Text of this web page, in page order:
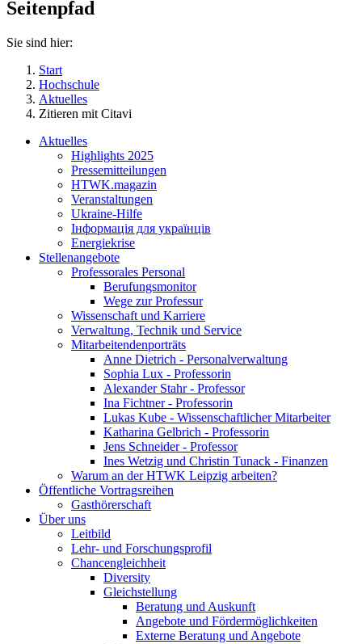
Seitenpfad
Sie sind hier:
Start
Hochschule
Aktuelles
Zitieren mit Citavi
Aktuelles
Highlights 2025
Pressemitteilungen
HTWK.magazin
Veranstaltungen
Ukraine-Hilfe
Інформація для українців
Energiekrise
Stellenangebote
Professorales Personal
Berufungsmonitor
Wege zur Professur
Wissenschaft und Karriere
Verwaltung, Technik und Service
Mitarbeitendenporträts
Anne Dietrich - Personalverwaltung
Sophia Lux - Professorin
Alexander Stahr - Professor
Ina Fichtner - Professorin
Lukas Kube - Wissenschaftlicher Mitarbeiter
Katharina Gelbrich - Professorin
Jens Schneider - Professor
Ines Wetzig und Christin Tunack - Finanzen
Warum an der HTWK Leipzig arbeiten?
Öffentliche Vortragsreihen
Gasthörerschaft
Über uns
Leitbild
Lehr- und Forschungsprofil
Chancengleichheit
Diversity
Gleichstellung
Beratung und Auskunft
Angebote und Fördermöglichkeiten
Externe Beratung und Angebote